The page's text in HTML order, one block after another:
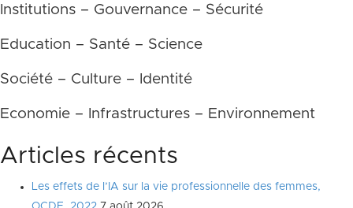
Institutions – Gouvernance – Sécurité
Education – Santé – Science
Société – Culture – Identité
Economie – Infrastructures – Environnement
Articles récents
Les effets de l’IA sur la vie professionnelle des femmes,